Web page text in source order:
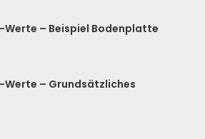
Werte – Beispiel Bodenplatte
Werte – Grundsätzliches